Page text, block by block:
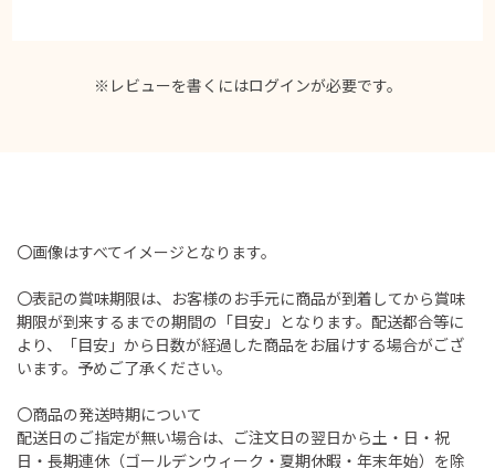
※レビューを書くにはログインが必要です。
〇画像はすべてイメージとなります。
〇表記の賞味期限は、お客様のお手元に商品が到着してから賞味
期限が到来するまでの期間の「目安」となります。配送都合等に
より、「目安」から日数が経過した商品をお届けする場合がござ
います。予めご了承ください。
〇商品の発送時期について
配送日のご指定が無い場合は、ご注文日の翌日から土・日・祝
日・長期連休（ゴールデンウィーク・夏期休暇・年末年始）を除